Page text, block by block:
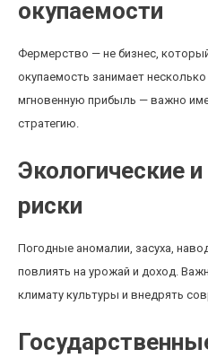
окупаемости
Фермерство — не бизнес,
окупаемость занимает
мгновенную прибыль — важно
стратегию.
Экологические
риски
Погодные аномалии, засуха,
повлиять на урожай и доход.
климату культуры и внедрять